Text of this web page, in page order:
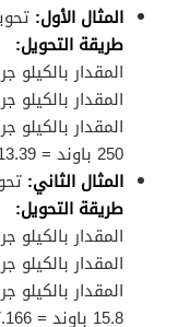
المثال الأول: تحويل 250 باوند إلى
طريقة التحويل:
المقدار بالكيلو
المقدار بالكيلو جرام = 250
المقدار بالكيلو جرام
250 باوند = 113.39 كيلو جرام
المثال الثاني: تحويل 15.8
طريقة التحويل:
المقدار بالكيلو
المقدار بالكيلو جرام = 15.8
المقدار بالكيلو جرام
15.8 باوند = 7.166 كيلو جرام